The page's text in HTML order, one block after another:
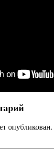
опубликован.